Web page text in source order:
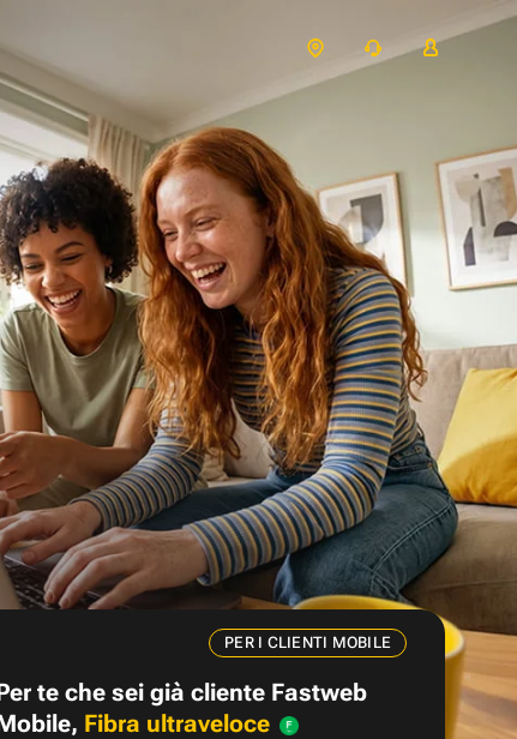
PER I CLIENTI MOBILE
te che sei già cliente Fastweb
Fibra ultraveloce